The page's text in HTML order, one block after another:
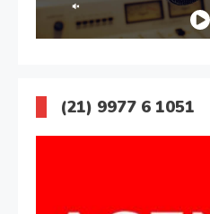
(21) 9977 6 1051